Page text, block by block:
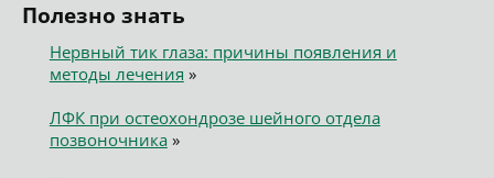
Полезно знать
Нервный тик глаза: причины появления и
методы лечения »
ЛФК при остеохондрозе шейного отдела
позвоночника»